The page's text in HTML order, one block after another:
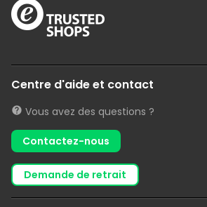
Centre d'aide et contact
Vous avez des questions ?
Contactez-nous
demande de retrait